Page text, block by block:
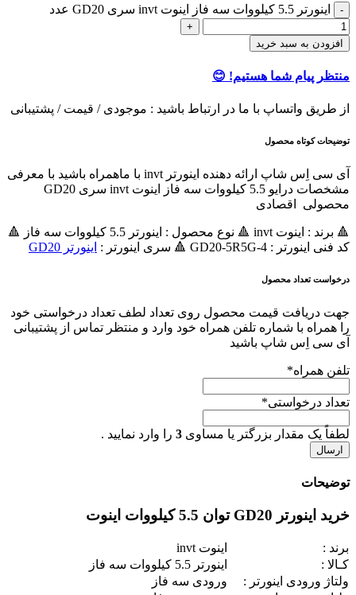
اينورتر 5.5 کیلووات سه فاز اینوت invt سری GD20 عدد
افزودن به سبد خرید
منتظر پیام شما هستیم! 😊
از طریق واتساپ با ما در ارتباط باشید : موجودی / قیمت / پشتیبانی
توضیحات کوتاه محصول
آی سی اِس شاپ ارائه دهنده اینورتر invt با ماهمراه باشید با معرفی
مشخصات درایو 5.5 کیلووات سه فاز اینوت invt سری GD20
محصولی اقصادی
🔺 برند : اینوت invt 🔺 نوع محصول : اينورتر 5.5 کیلووات سه فاز 🔺
کد فنی اینورتر : GD20-5R5G-4 🔺 سری اینورتر :
اينورتر GD20
درخواست تعداد محصول
جهت دریافت قیمت محصول روی تعداد لطف تعداد درخواستی خود
را همراه با شماره تلفن همراه خود وارد و منتظر تماس از پشتیبانی
آی سی اِس شاپ باشید
تلفن همراه*
تعداد درخواستی*
لطفاً یک مقدار بزرگتر یا مساوی 3 را وارد نمایید .
توضیحات
خرید اینورتر GD20 توان 5.5 کیلووات اینوت
برند :
اینوت invt
کـالا :
اينورتر 5.5 کیلووات سه فاز
ولتاژ ورودی اینورتر :
ورودی سه فاز